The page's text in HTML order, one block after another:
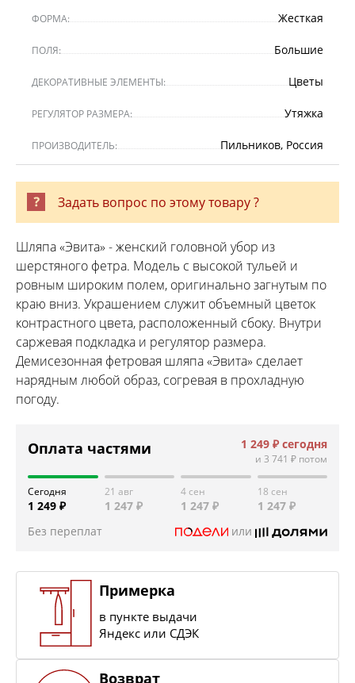
ФОРМА: Жесткая
ПОЛЯ: Большие
ДЕКОРАТИВНЫЕ ЭЛЕМЕНТЫ: Цветы
РЕГУЛЯТОР РАЗМЕРА: Утяжка
ПРОИЗВОДИТЕЛЬ: Пильников, Россия
Задать вопрос по этому товару ?
Шляпа «Эвита» - женский головной убор из
шерстяного фетра. Модель с высокой тульей и
ровным широким полем, оригинально загнутым по
краю вниз. Украшением служит объемный цветок
контрастного цвета, расположенный сбоку. Внутри
саржевая подкладка и регулятор размера.
Демисезонная фетровая шляпа «Эвита» сделает
нарядным любой образ, согревая в прохладную
погоду.
Оплата частями 1 249 ₽ сегодня
и 3 741 ₽ потом
Сегодня
1 249 ₽
21 авг
1 247 ₽
4 сен
1 247 ₽
18 сен
1 247 ₽
Без переплат
или
Примерка
в пункте выдачи
Яндекс или СДЭК
Возврат